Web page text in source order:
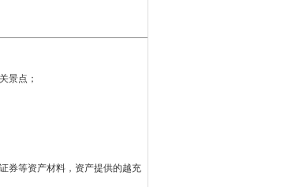
景点；
券等资产材料，资产提供的越充